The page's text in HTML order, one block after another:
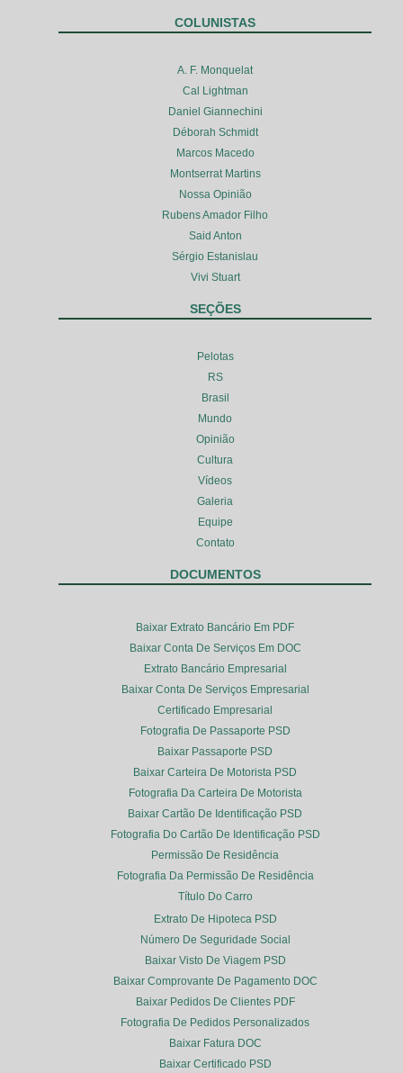
COLUNISTAS
A. F. Monquelat
Cal Lightman
Daniel Giannechini
Déborah Schmidt
Marcos Macedo
Montserrat Martins
Nossa Opinião
Rubens Amador Filho
Said Anton
Sérgio Estanislau
Vivi Stuart
SEÇÕES
Pelotas
RS
Brasil
Mundo
Opinião
Cultura
Vídeos
Galeria
Equipe
Contato
DOCUMENTOS
Baixar Extrato Bancário Em PDF
Baixar Conta De Serviços Em DOC
Extrato Bancário Empresarial
Baixar Conta De Serviços Empresarial
Certificado Empresarial
Fotografia De Passaporte PSD
Baixar Passaporte PSD
Baixar Carteira De Motorista PSD
Fotografia Da Carteira De Motorista
Baixar Cartão De Identificação PSD
Fotografia Do Cartão De Identificação PSD
Permissão De Residência
Fotografia Da Permissão De Residência
Título Do Carro
Extrato De Hipoteca PSD
Número De Seguridade Social
Baixar Visto De Viagem PSD
Baixar Comprovante De Pagamento DOC
Baixar Pedidos De Clientes PDF
Fotografia De Pedidos Personalizados
Baixar Fatura DOC
Baixar Certificado PSD